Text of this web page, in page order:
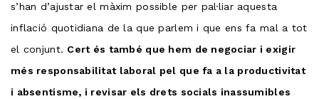
s’han d’ajustar el màxim possible per pal·liar aquesta
inflació quotidiana de la que parlem i que ens fa mal a tot
el conjunt. Cert és també que hem de negociar i exigir
més responsabilitat laboral pel que fa a la productivitat
i absentisme, i revisar els drets socials inassumibles